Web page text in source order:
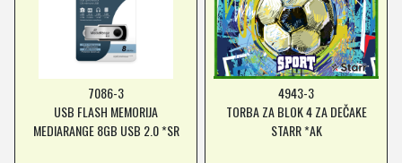
7086-3
USB FLASH MEMORIJA
MEDIARANGE 8GB USB 2.0 *SR
4943-3
TORBA ZA BLOK 4 ZA DEČAKE
STARR *AK